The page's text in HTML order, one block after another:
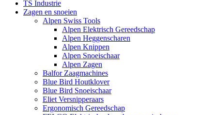
TS Industrie
Zagen en snoeien
Alpen Swiss Tools
Alpen Elektrisch Gereedschap
Alpen Heggenscharen
Alpen Knippen
Alpen Snoeischaar
Alpen Zagen
Balfor Zaagmachines
Blue Bird Houtklover
Blue Bird Snoeischaar
Eliet Versnipperaars
Ergonomisch Gereedschap